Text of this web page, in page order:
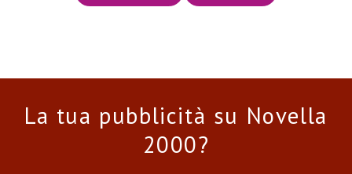
La tua pubblicità su Novella
2000?